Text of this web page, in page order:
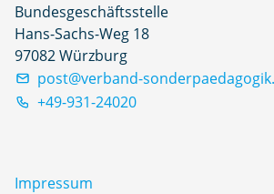
Bundesgeschäftsstelle
Hans-Sachs-Weg 18
97082 Würzburg
post@verband-
+49-931-24020
Impressum